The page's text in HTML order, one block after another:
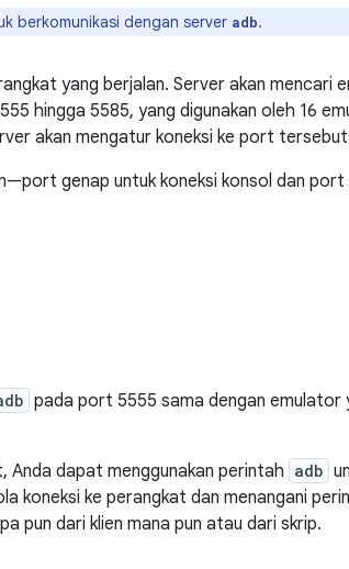
berkomunikasi dengan server adb.
yang berjalan. Server akan mencari
hingga 5585, yang digunakan oleh 16
akan mengatur koneksi ke port
genap untuk koneksi konsol dan port
pada port 5555 sama dengan emulator
Anda dapat menggunakan perintah adb
koneksi ke perangkat dan menangani
pun dari klien mana pun atau dari skrip.